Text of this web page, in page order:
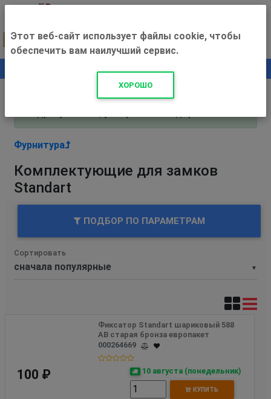
+500 ₽
Внимание! С 3 августа магазин работает по
Фурнитура
Комплектующие для замков
Standart
ПОДБОР ПО ПАРАМЕТРАМ
▼
Сортировать
Фиксатор Standart шариковый 588
АВ старая бронза европакет
000264669
100 ₽ 10 августа (понедельник)
КУПИТЬ
Этот веб-сайт использует файлы cookie, чтобы
обеспечить вам наилучший сервис.
ХОРОШО